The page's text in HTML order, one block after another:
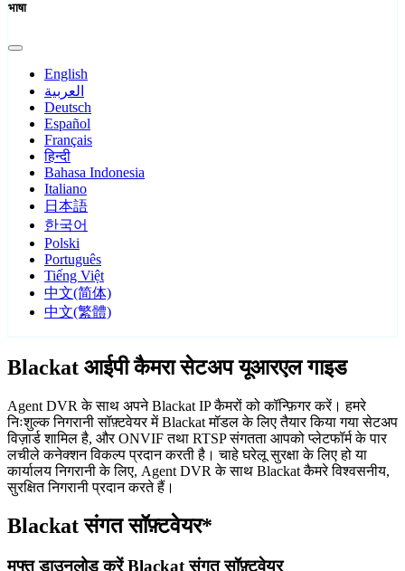
भाषा
English
العربية
Deutsch
Español
Français
हिन्दी
Bahasa Indonesia
Italiano
日本語
한국어
Polski
Português
Tiếng Việt
中文(简体)
中文(繁體)
Blackat आईपी कैमरा सेटअप यूआरएल गाइड
Agent DVR के साथ अपने Blackat IP कैमरों को कॉन्फ़िगर करें। हमरे
निःशुल्क निगरानी सॉफ़्टवेयर में Blackat मॉडल के लिए तैयार किया गया सेटअप
विज़ार्ड शामिल है, और ONVIF तथा RTSP संगतता आपको प्लेटफॉर्म के पार
लचीले कनेक्शन विकल्प प्रदान करती है। चाहे घरेलू सुरक्षा के लिए हो या
कार्यालय निगरानी के लिए, Agent DVR के साथ Blackat कैमरे विश्वसनीय,
सुरक्षित निगरानी प्रदान करते हैं।
Blackat संगत सॉफ़्टवेयर*
मुफ्त डाउनलोड करें Blackat संगत सॉफ़्टवेयर